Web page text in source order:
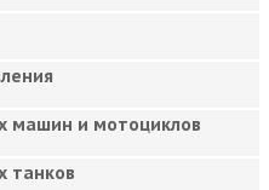
машин и мотоциклов
танков